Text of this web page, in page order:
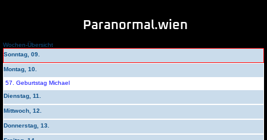
Paranormal.wien
Wochen-Übersicht
Sonntag, 09.
Montag, 10.
57. Geburtstag Michael
Dienstag, 11.
Mittwoch, 12.
Donnerstag, 13.